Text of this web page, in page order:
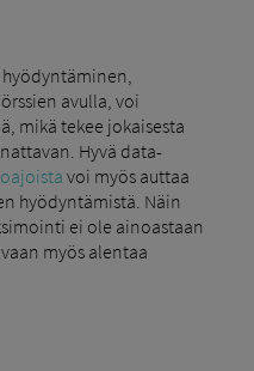
avulla, voi
mikä tekee jokaisesta
Hyvä data-
voi myös auttaa
hyödyntämistä. Näin
ei ole ainoastaan
myös alentaa